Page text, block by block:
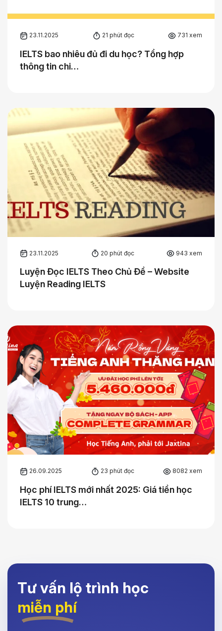
23.11.2025 21 phút đọc 731 xem
IELTS bao nhiêu đủ đi du học? Tổng hợp
thông tin chi…
23.11.2025 20 phút đọc 943 xem
Luyện Đọc IELTS Theo Chủ Đề – Website
Luyện Reading IELTS
26.09.2025 23 phút đọc 8082 xem
Học phí IELTS mới nhất 2025: Giá tiền học
IELTS 10 trung…
Tư vấn lộ trình học
miễn phí